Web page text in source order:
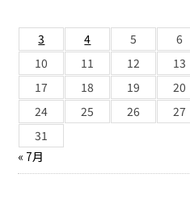
3
4 5 6
10
11 12 13
17
18 19 20
24
25 26 27
31
« 7月